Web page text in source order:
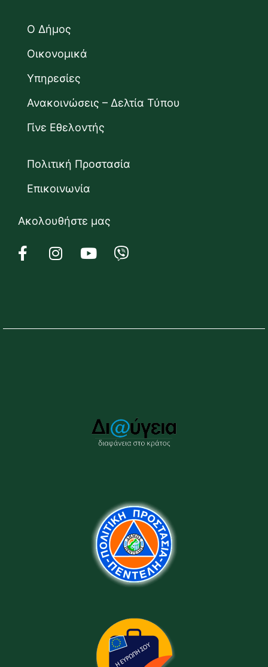
Ο Δήμος
Οικονομικά
Υπηρεσίες
Ανακοινώσεις – Δελτία Τύπου
Γίνε Εθελοντής
Πολιτική Προστασία
Επικοινωνία
Ακολουθήστε μας